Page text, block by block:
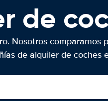
de
Nosotros comparamos
de alquiler de coches